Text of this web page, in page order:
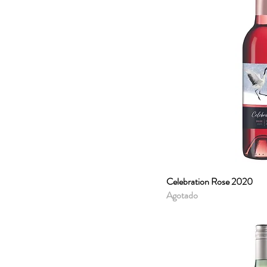
Vista
Celebration Rose 2020
Agotado